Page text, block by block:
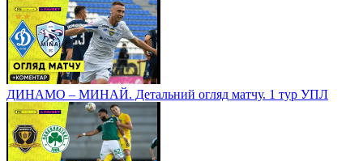
ДИНАМО – МИНАЙ. Детальний огляд матчу. 1 тур УПЛ